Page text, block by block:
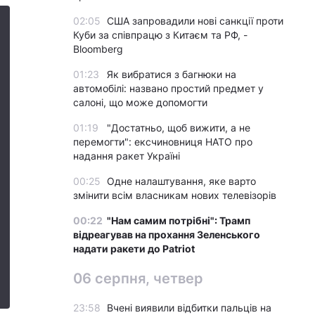
02:05 США запровадили нові санкції проти
Куби за співпрацю з Китаєм та РФ, -
Bloomberg
01:23
Як вибратися з багнюки на
автомобілі: названо простий предмет у
салоні, що може допомогти
01:19
"Достатньо, щоб вижити, а не
перемогти": ексчиновниця НАТО про
надання ракет Україні
00:25 Одне налаштування, яке варто
змінити всім власникам нових телевізорів
00:22 "Нам самим потрібні": Трамп
відреагував на прохання Зеленського
надати ракети до Patriot
06 серпня, четвер
23:58 Вчені виявили відбитки пальців на